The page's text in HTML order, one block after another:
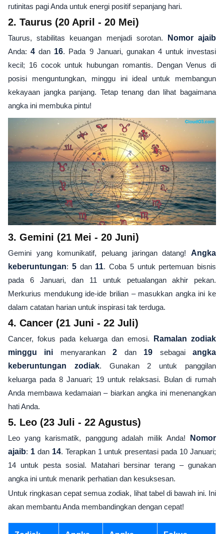
rutinitas pagi Anda untuk energi positif sepanjang hari.
2. Taurus (20 April - 20 Mei)
Taurus, stabilitas keuangan menjadi sorotan.
Nomor ajaib
Anda:4 dan 16. Pada 9 Januari, gunakan 4 untuk investasi
kecil; 16 cocok untuk hubungan romantis. Dengan Venus di
posisi menguntungkan, minggu ini ideal untuk membangun
kekayaan jangka panjang. Tetap tenang dan lihat bagaimana
angka ini membuka pintu!
3. Gemini (21 Mei - 20 Juni)
Gemini yang komunikatif, peluang jaringan datang! Angka
keberuntungan: 5dan 11. Coba 5 untuk pertemuan bisnis
pada 6 Januari, dan 11 untuk petualangan akhir pekan.
Merkurius mendukung ide-ide brilian – masukkan angka ini ke
dalam catatan harian untuk inspirasi tak terduga.
4. Cancer (21 Juni - 22 Juli)
Cancer, fokus pada keluarga dan emosi.
Ramalan zodiak
minggu ini menyarankan2 dan 19 sebagaiangka
keberuntungan zodiak. Gunakan 2 untuk panggilan
keluarga pada 8 Januari; 19 untuk relaksasi. Bulan di rumah
Anda membawa kedamaian – biarkan angka ini menenangkan
hati Anda.
5. Leo (23 Juli - 22 Agustus)
Leo yang karismatik, panggung adalah milik Anda!
Nomor
ajaib: 1dan 14. Terapkan 1 untuk presentasi pada 10 Januari;
14 untuk pesta sosial. Matahari bersinar terang – gunakan
angka ini untuk menarik perhatian dan kesuksesan.
Untuk ringkasan cepat semua zodiak, lihat tabel di bawah ini. Ini
akan membantu Anda membandingkan dengan cepat!